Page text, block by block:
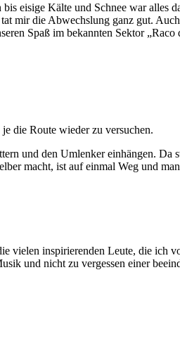
eisige Kälte und Schnee war alles
mir die Abwechslung ganz gut.
Spaß im bekannten Sektor
die Route wieder zu versuchen.
und den Umlenker einhängen.
macht, ist auf einmal Weg und
vielen inspirierenden Leute, die ich
und nicht zu vergessen einer